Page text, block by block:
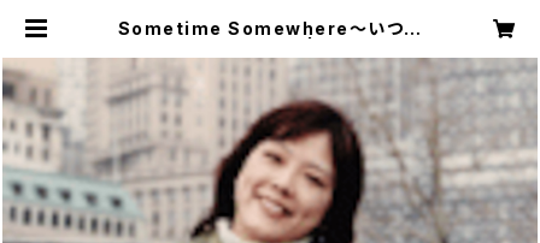
Sometime Somewhere〜いつか
EL